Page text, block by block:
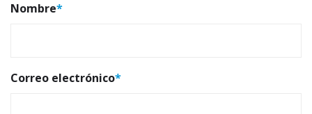
Nombre*
Correo electrónico*